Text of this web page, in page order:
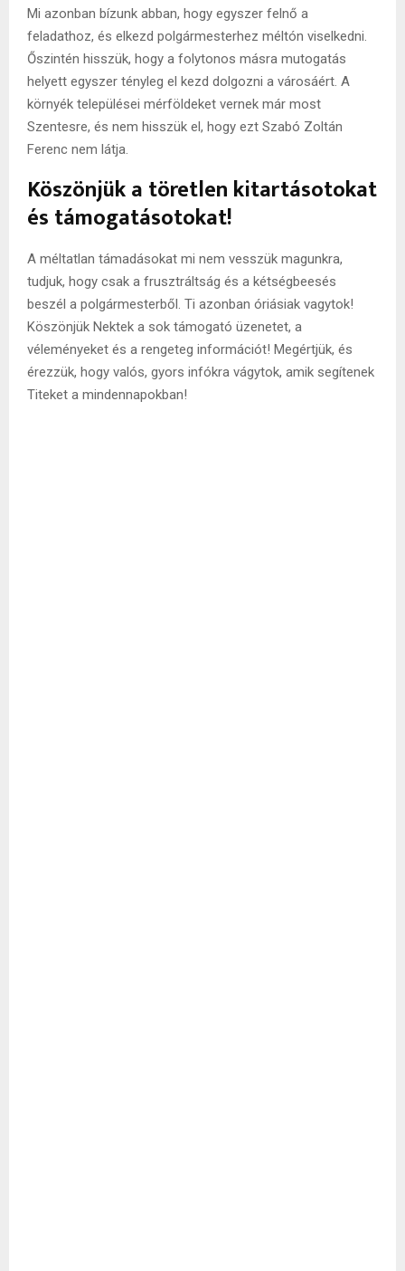
Mi azonban bízunk abban, hogy egyszer felnő a
feladathoz, és elkezd polgármesterhez méltón viselkedni.
Őszintén hisszük, hogy a folytonos másra mutogatás
helyett egyszer tényleg el kezd dolgozni a városáért. A
környék települései mérföldeket vernek már most
Szentesre, és nem hisszük el, hogy ezt Szabó Zoltán
Ferenc nem látja.
Köszönjük a töretlen kitartásotokat
és támogatásotokat!
A méltatlan támadásokat mi nem vesszük magunkra,
tudjuk, hogy csak a frusztráltság és a kétségbeesés
beszél a polgármesterből. Ti azonban óriásiak vagytok!
Köszönjük Nektek a sok támogató üzenetet, a
véleményeket és a rengeteg információt! Megértjük, és
érezzük, hogy valós, gyors infókra vágytok, amik segítenek
Titeket a mindennapokban!